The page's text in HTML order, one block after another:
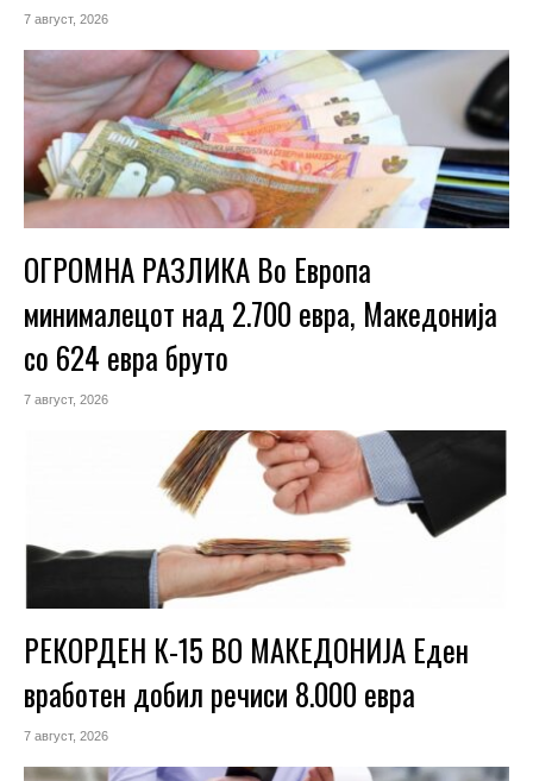
7 август, 2026
ОГРОМНА РАЗЛИКА Во Европа
минималецот над 2.700 евра, Македонија
со 624 евра бруто
7 август, 2026
РЕКОРДЕН К-15 ВО МАКЕДОНИЈА Еден
вработен добил речиси 8.000 евра
7 август, 2026